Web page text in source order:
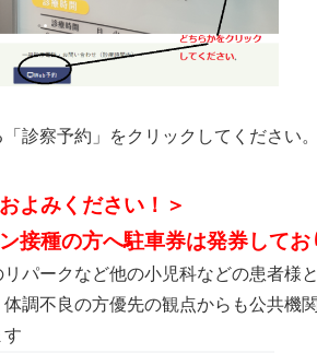
診察予約」をクリックしてください。
よみください！＞
接種の方へ駐車券は発券してお
パークなど他の小児科などの患者様と
調不良の方優先の観点からも公共機
す